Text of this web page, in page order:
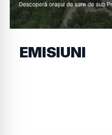
EMISIUNI